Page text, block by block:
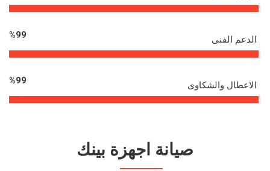
الدعم الفنى %99
الاعطال والشكاوى %99
صيانة اجهزة بينك